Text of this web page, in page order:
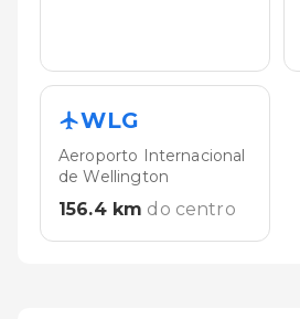
WLG
Aeroporto Internacional
de Wellington
156.4km do centro